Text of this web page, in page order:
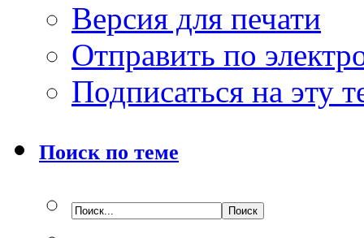
Версия для печати
Отправить по
Подписаться на эту
Поиск по теме